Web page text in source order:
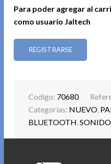
Para poder agregar al
como usuario Jaltech
REGISTRARSE
Codigo: 70680
Categorías: NUEVO,
BLUETOOTH,SONIDO